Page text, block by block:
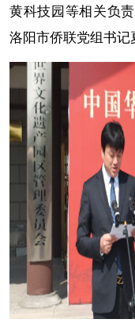
黄科技园等相关负
洛阳市侨联党组书记